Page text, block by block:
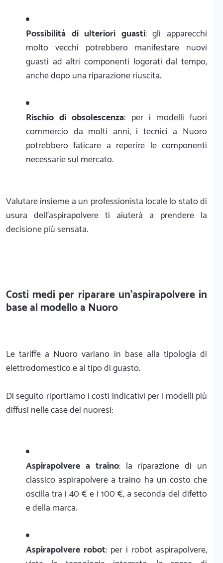
Possibilità di ulteriori guasti: gli apparecchi
molto vecchi potrebbero manifestare nuovi
guasti ad altri componenti logorati dal tempo,
anche dopo una riparazione riuscita.
Rischio di obsolescenza: per i modelli fuori
commercio da molti anni, i tecnici a Nuoro
potrebbero faticare a reperire le componenti
necessarie sul mercato.
Valutare insieme a un professionista locale lo stato di
usura dell'aspirapolvere ti aiuterà a prendere la
decisione più sensata.
Costi medi per riparare un'aspirapolvere in
base al modello a Nuoro
Le tariffe a Nuoro variano in base alla tipologia di
elettrodomestico e al tipo di guasto.
Di seguito riportiamo i costi indicativi per i modelli più
diffusi nelle case dei nuoresi:
Aspirapolvere a traino: la riparazione di un
classico aspirapolvere a traino ha un costo che
oscilla tra i 40 € e i 100 €, a seconda del difetto
e della marca.
Aspirapolvere robot: per i robot aspirapolvere,